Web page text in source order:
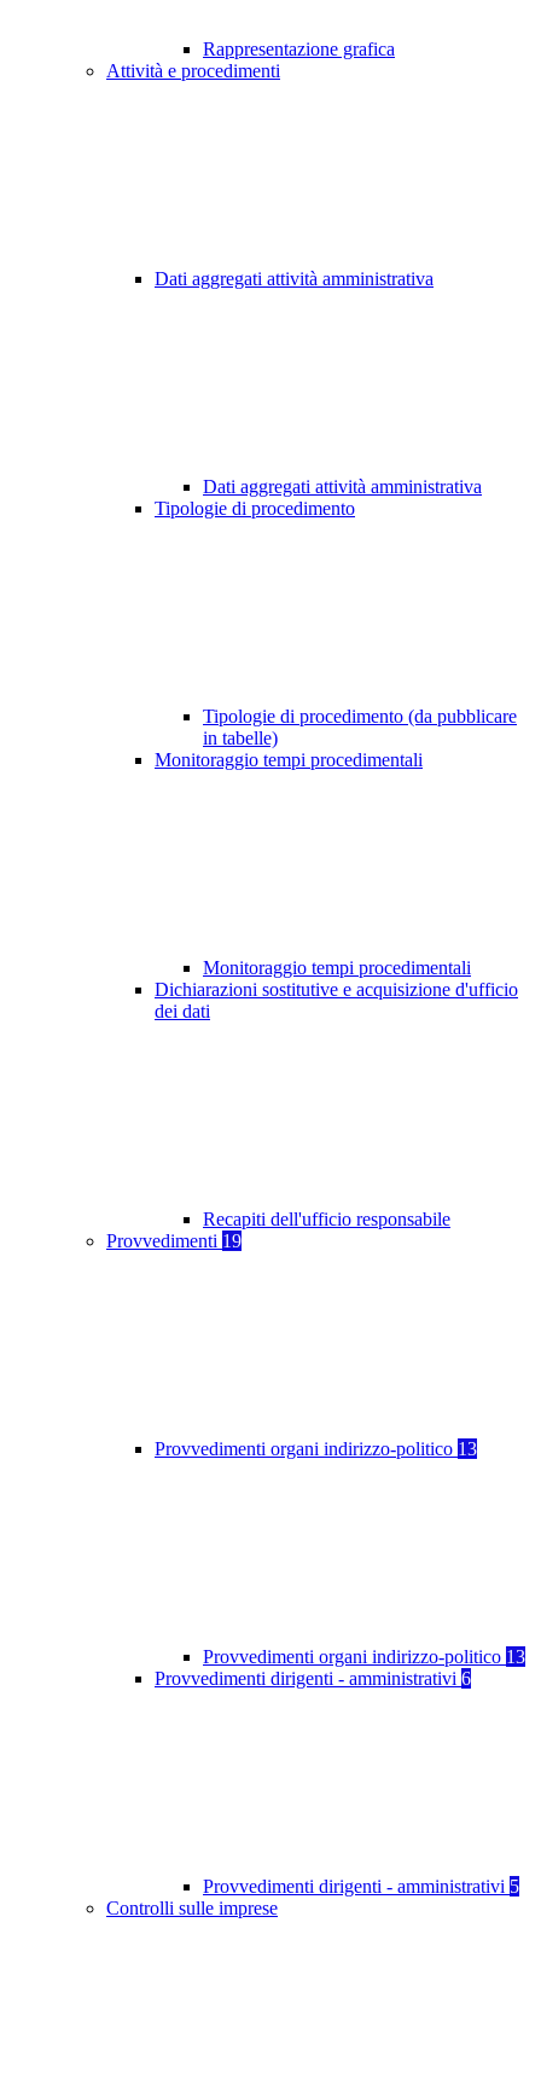
Rappresentazione grafica
Attività e procedimenti
Dati aggregati attività amministrativa
Dati aggregati attività amministrativa
Tipologie di procedimento
Tipologie di procedimento (da pubblicare
in tabelle)
Monitoraggio tempi procedimentali
Monitoraggio tempi procedimentali
Dichiarazioni sostitutive e acquisizione d'ufficio
dei dati
Recapiti dell'ufficio responsabile
Provvedimenti 19
Provvedimenti organi indirizzo-politico 13
Provvedimenti organi indirizzo-politico 13
Provvedimenti dirigenti - amministrativi 6
Provvedimenti dirigenti - amministrativi 5
Controlli sulle imprese